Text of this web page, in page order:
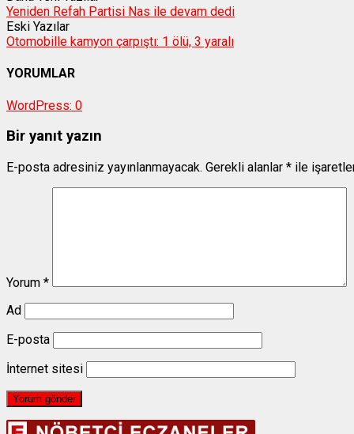
Yeniden Refah Partisi Nas ile devam dedi
Eski Yazılar
Otomobille kamyon çarpıştı: 1 ölü, 3 yaralı
YORUMLAR
WordPress: 0
Bir yanıt yazın
E-posta adresiniz yayınlanmayacak. Gerekli alanlar * ile
Yorum *
Ad
E-posta
İnternet sitesi